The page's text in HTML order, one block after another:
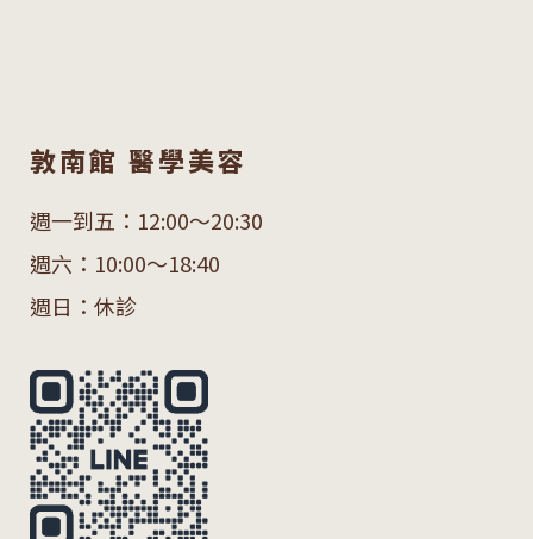
敦南館 醫學美容
週一到五：12:00～20:30
週六：10:00～18:40
週日：休診